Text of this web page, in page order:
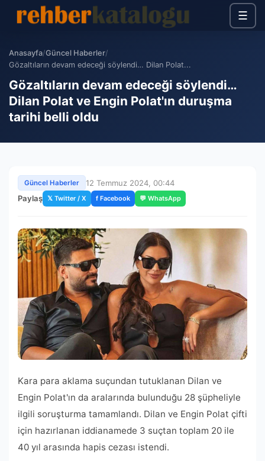
☰
Anasayfa/Güncel Haberler/
Gözaltıların devam edeceği söylendi… Dilan Polat...
Gözaltıların devam edeceği söylendi…
Dilan Polat ve Engin Polat'ın duruşma
tarihi belli oldu
Güncel Haberler
12 Temmuz 2024, 00:44
Paylaş 𝕏 Twitter / X f Facebook 💬 WhatsApp
Kara para aklama suçundan tutuklanan Dilan ve
Engin Polat'ın da aralarında bulunduğu 28 şüpheliyle
ilgili soruşturma tamamlandı. Dilan ve Engin Polat çifti
için hazırlanan iddianamede 3 suçtan toplam 20 ile
40 yıl arasında hapis cezası istendi.